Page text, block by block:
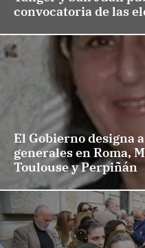
convocatoria de las
El Gobierno designa
generales en Roma,
Toulouse y Perpiñán